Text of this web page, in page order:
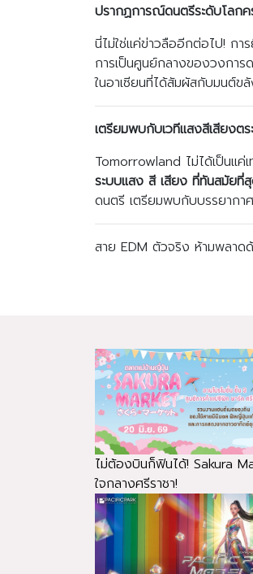
ปรากฏการณ์ดนตรีระดับโลกค
นี่ไม่ใช่แค่ข่าวลืออีกต่อไป! กา
การเป็นศูนย์กลางของวงการ
ในอาเซียนที่ได้สัมผัสกับมนต์ข
เตรียมพบกับเวทีแสงสีเสียงตร
Tomorrowland ไม่ได้เป็นแ
ระบบแสง สี เสียง ที่ทันสมัยที่
ดนตรี เตรียมพบกับบรรยากา
สาย EDM ตัวจริง ห้ามพลาด
ไม่ต้องบินก็ฟินได้! Sakura
ใจกลางศรีราชา!